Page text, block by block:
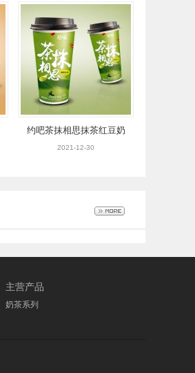
约吧茶抹相思抹茶红豆奶
茶饮品105g
2021-12-30
主营产品
奶茶系列